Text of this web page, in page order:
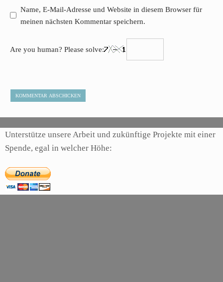
Name, E-Mail-Adresse und Website in diesem Browser für
meinen nächsten Kommentar speichern.
Are you human? Please solve:
Unterstütze unsere Arbeit und zukünftige Projekte mit einer
Spende, egal in welcher Höhe: